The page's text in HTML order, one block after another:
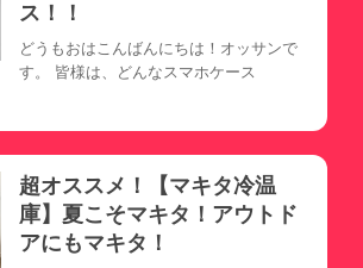
ス！！
どうもおはこんばんにちは！オッサンで
す。 皆様は、どんなスマホケース
超オススメ！【マキタ冷温
庫】夏こそマキタ！アウトド
アにもマキタ！